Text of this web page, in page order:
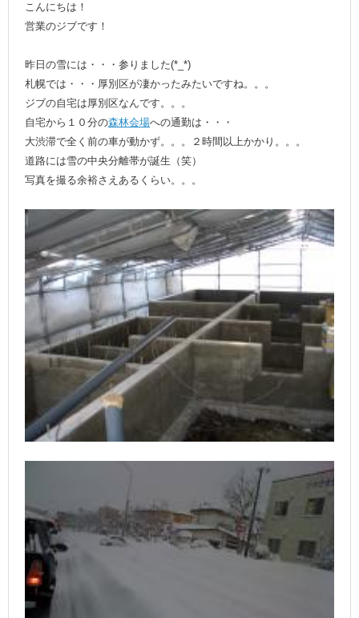
こんにちは！
営業のジブです！
昨日の雪には・・・参りました(*_*)
札幌では・・・厚別区が凄かったみたいですね。。。
ジブの自宅は厚別区なんです。。。
自宅から１０分の森林会場への通勤は・・・
大渋滞で全く前の車が動かず。。。２時間以上かかり。。。
道路には雪の中央分離帯が誕生（笑）
写真を撮る余裕さえあるくらい。。。